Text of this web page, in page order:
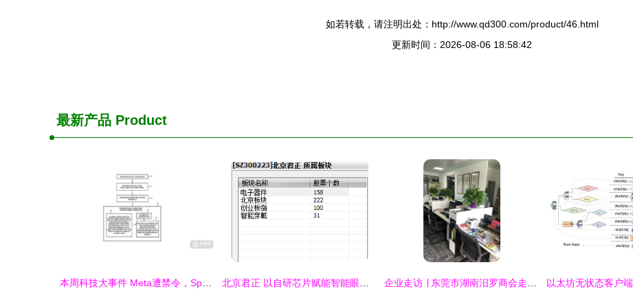
如若转载，请注明出处：http://www.qd300.com/product/46.html
更新时间：2026-08-06 18:58:42
最新产品 Product